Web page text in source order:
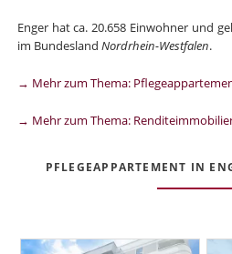
Enger hat ca. 20.658 Einwohner und
im Bundesland Nordrhein-Westfalen.
→ Mehr zum Thema:
→ Mehr zum Thema:
PFLEGEAPPARTEMENT IN